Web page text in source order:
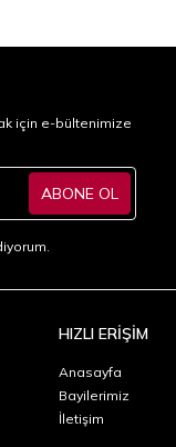
için e-bültenimize
ABONE OL
HIZLI ERİŞİM
Anasayfa
Bayilerimiz
İletişim